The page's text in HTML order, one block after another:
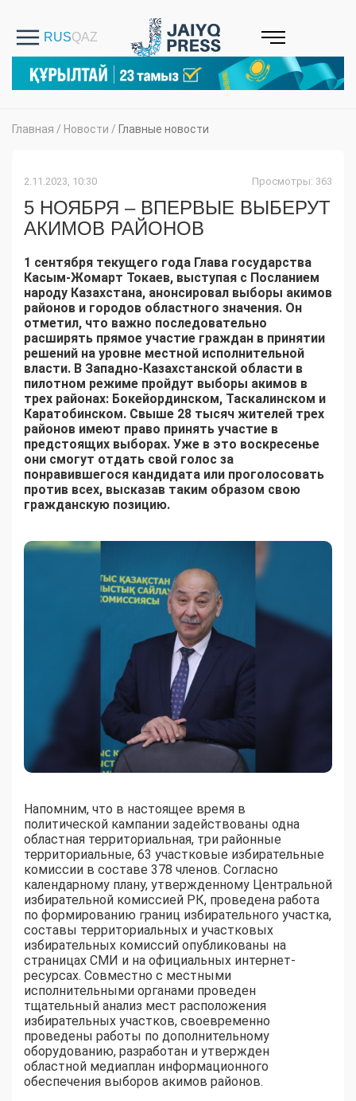
Главная / Новости / Главные новости
2.11.2023, 10:30 Просмотры: 363
5 НОЯБРЯ – ВПЕРВЫЕ ВЫБЕРУТ
АКИМОВ РАЙОНОВ
1 сентября текущего года Глава государства
Касым-Жомарт Токаев, выступая с Посланием
народу Казахстана, анонсировал выборы акимов
районов и городов областного значения. Он
отметил, что важно последовательно
расширять прямое участие граждан в принятии
решений на уровне местной исполнительной
власти. В Западно-Казахстанской области в
пилотном режиме пройдут выборы акимов в
трех районах: Бокейординском, Таскалинском и
Каратобинском. Свыше 28 тысяч жителей трех
районов имеют право принять участие в
предстоящих выборах. Уже в это воскресенье
они смогут отдать свой голос за
понравившегося кандидата или проголосовать
против всех, высказав таким образом свою
гражданскую позицию.
Напомним, что в настоящее время в
политической кампании задействованы одна
областная территориальная, три районные
территориальные, 63 участковые избирательные
комиссии в составе 378 членов. Согласно
календарному плану, утвержденному Центральной
избирательной комиссией РК, проведена работа
по формированию границ избирательного участка,
составы территориальных и участковых
избирательных комиссий опубликованы на
страницах СМИ и на официальных интернет-
ресурсах. Совместно с местными
исполнительными органами проведен
тщательный анализ мест расположения
избирательных участков, своевременно
проведены работы по дополнительному
оборудованию, разработан и утвержден
областной медиаплан информационного
обеспечения выборов акимов районов.